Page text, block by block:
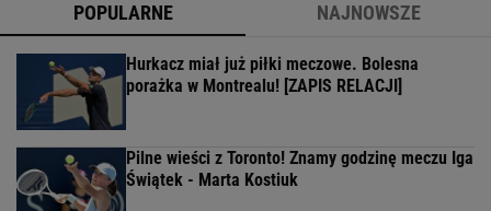
POPULARNE NAJNOWSZE
Hurkacz miał już piłki meczowe. Bolesna
porażka w Montrealu! [ZAPIS RELACJI]
Pilne wieści z Toronto! Znamy godzinę meczu Iga
Świątek - Marta Kostiuk